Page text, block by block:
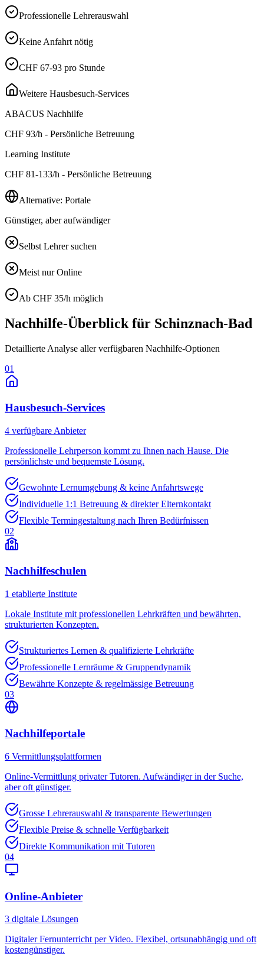
Professionelle Lehrerauswahl
Keine Anfahrt nötig
CHF 67-93 pro Stunde
Weitere Hausbesuch-Services
ABACUS Nachhilfe
CHF 93/h - Persönliche Betreuung
Learning Institute
CHF 81-133/h - Persönliche Betreuung
Alternative: Portale
Günstiger, aber aufwändiger
Selbst Lehrer suchen
Meist nur Online
Ab CHF 35/h möglich
Nachhilfe-Überblick für Schinznach-Bad
Detaillierte Analyse aller verfügbaren Nachhilfe-Optionen
01
Hausbesuch-Services
4 verfügbare Anbieter
Professionelle Lehrperson kommt zu Ihnen nach Hause. Die
persönlichste und bequemste Lösung.
Gewohnte Lernumgebung & keine Anfahrtswege
Individuelle 1:1 Betreuung & direkter Elternkontakt
Flexible Termingestaltung nach Ihren Bedürfnissen
02
Nachhilfeschulen
1 etablierte Institute
Lokale Institute mit professionellen Lehrkräften und bewährten,
strukturierten Konzepten.
Strukturiertes Lernen & qualifizierte Lehrkräfte
Professionelle Lernräume & Gruppendynamik
Bewährte Konzepte & regelmässige Betreuung
03
Nachhilfeportale
6 Vermittlungsplattformen
Online-Vermittlung privater Tutoren. Aufwändiger in der Suche,
aber oft günstiger.
Grosse Lehrerauswahl & transparente Bewertungen
Flexible Preise & schnelle Verfügbarkeit
Direkte Kommunikation mit Tutoren
04
Online-Anbieter
3 digitale Lösungen
Digitaler Fernunterricht per Video. Flexibel, ortsunabhängig und oft
kostengünstiger.